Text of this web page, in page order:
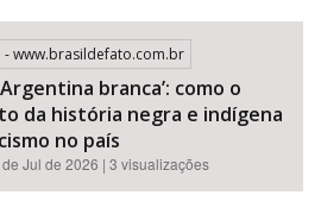
- www.brasildefato.com.br
branca’: como o
da história negra e indígena
no país
Jul de 2026 | 3 visualizações